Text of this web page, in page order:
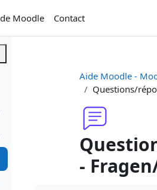
Moodle Contact
Aide Moodle -
Questions/
-